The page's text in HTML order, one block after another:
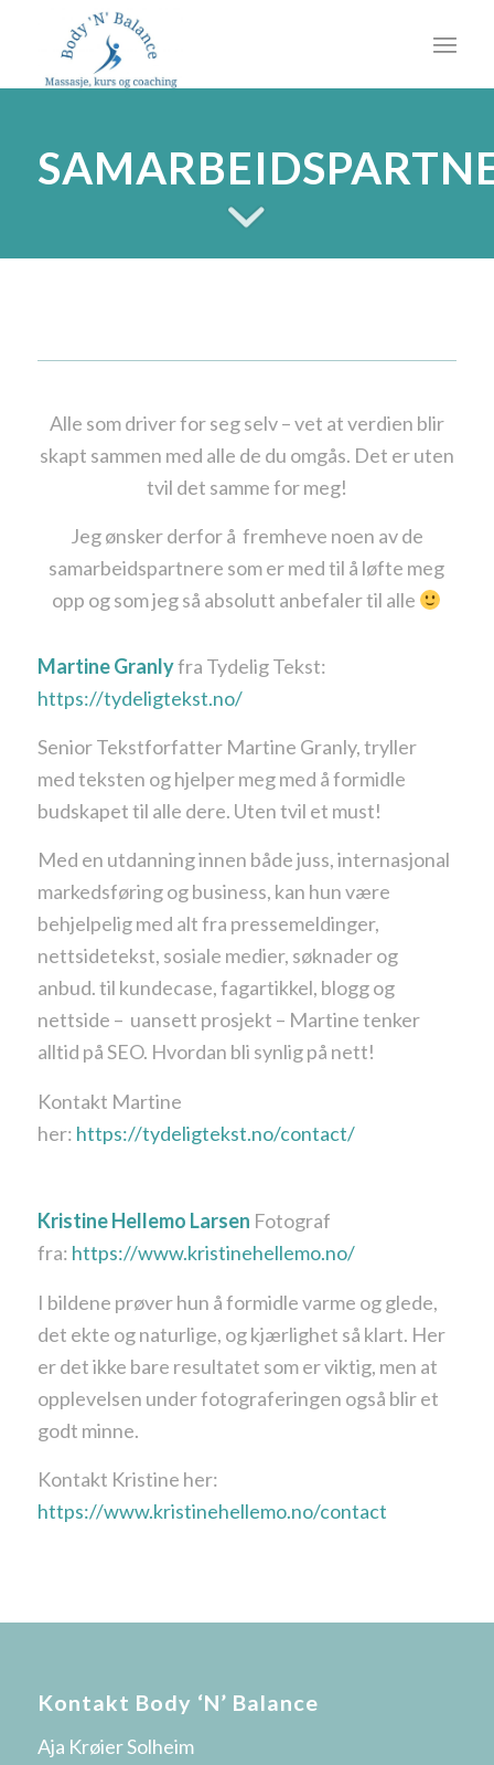
Alle som driver for seg selv – vet at verdien blir
skapt sammen med alle de du omgås. Det er uten
tvil det samme for meg!
Jeg ønsker derfor å fremheve noen av de
samarbeidspartnere som er med til å løfte meg
opp og som jeg så absolutt anbefaler til alle
Martine Granlyfra Tydelig Tekst:
https://tydeligtekst.no/
Senior Tekstforfatter Martine Granly, tryller
med teksten og hjelper meg med å formidle
budskapet til alle dere. Uten tvil et must!
Med en utdanning innen både juss, internasjonal
markedsføring og business, kan hun være
behjelpelig med alt fra pressemeldinger,
nettsidetekst, sosiale medier, søknader og
anbud. til kundecase, fagartikkel, blogg og
nettside – uansett prosjekt – Martine tenker
alltid på SEO. Hvordan bli synlig på nett!
Kontakt Martine
her: https://tydeligtekst.no/contact/
Kristine Hellemo Larsen Fotograf
fra: https://www.kristinehellemo.no/
I bildene prøver hun å formidle varme og glede,
det ekte og naturlige, og kjærlighet så klart. Her
er det ikke bare resultatet som er viktig, men at
opplevelsen under fotograferingen også blir et
godt minne.
Kontakt Kristine her:
https://www.kristinehellemo.no/contact
Kontakt Body ‘N’ Balance
Aja Krøier Solheim